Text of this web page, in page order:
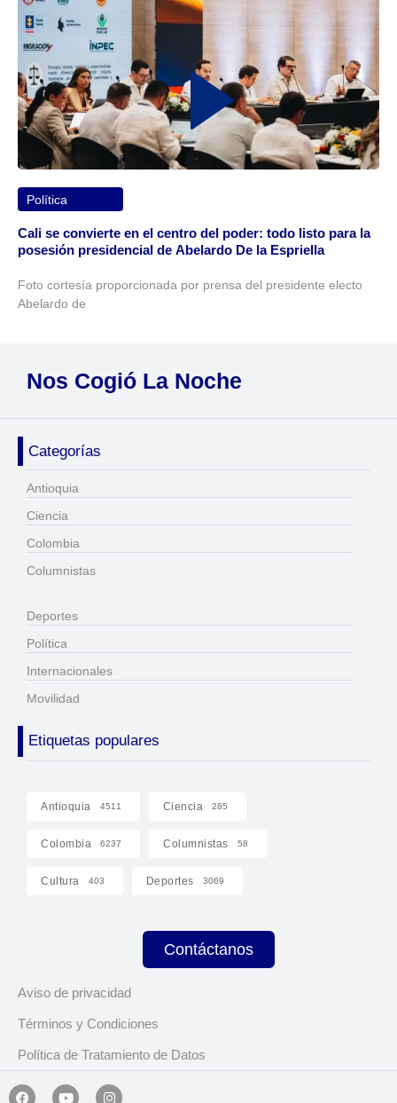
Política
Cali se convierte en el centro del poder: todo listo para la
posesión presidencial de Abelardo De la Espriella
Foto cortesía proporcionada por prensa del presidente electo
Abelardo de
Nos Cogió La Noche
Categorías
Antioquia
Ciencia
Colombia
Columnistas
Deportes
Política
Internacionales
Movilidad
Etiquetas populares
Antioquia 4511 Ciencia 285
Colombia 6237 Columnistas 58
Cultura 403 Deportes 3069
Contáctanos
Aviso de privacidad
Términos y Condiciones
Política de Tratamiento de Datos